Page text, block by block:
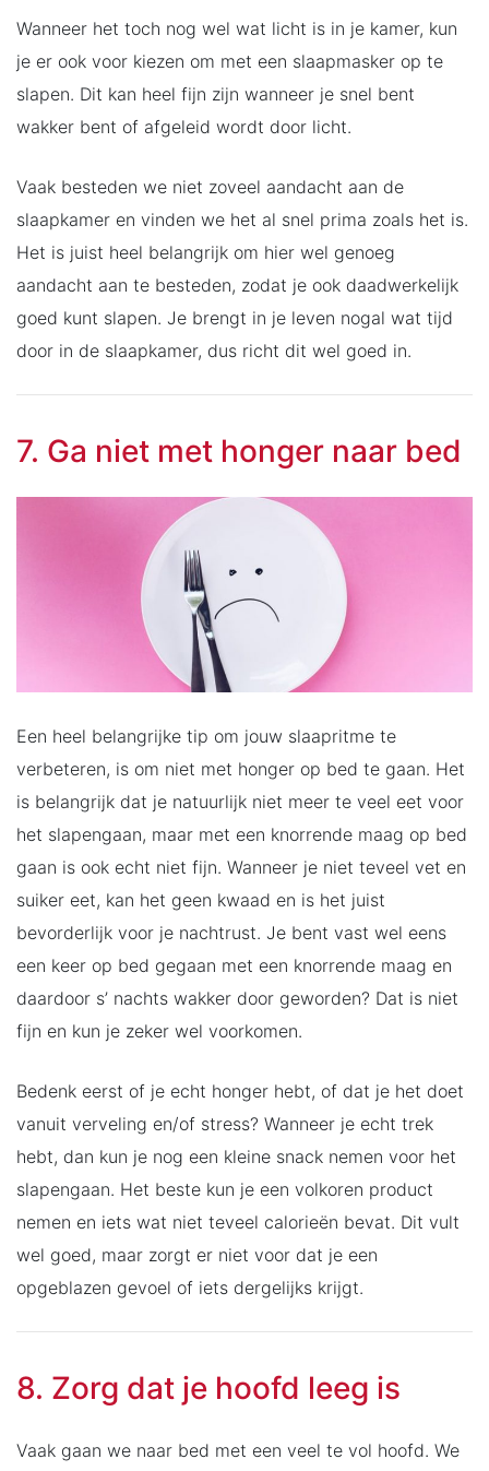
Wanneer het toch nog wel wat licht is in je kamer, kun
je er ook voor kiezen om met een slaapmasker op te
slapen. Dit kan heel fijn zijn wanneer je snel bent
wakker bent of afgeleid wordt door licht.
Vaak besteden we niet zoveel aandacht aan de
slaapkamer en vinden we het al snel prima zoals het is.
Het is juist heel belangrijk om hier wel genoeg
aandacht aan te besteden, zodat je ook daadwerkelijk
goed kunt slapen. Je brengt in je leven nogal wat tijd
door in de slaapkamer, dus richt dit wel goed in.
7. Ga niet met honger naar bed
Een heel belangrijke tip om jouw slaapritme te
verbeteren, is om niet met honger op bed te gaan. Het
is belangrijk dat je natuurlijk niet meer te veel eet voor
het slapengaan, maar met een knorrende maag op bed
gaan is ook echt niet fijn. Wanneer je niet teveel vet en
suiker eet, kan het geen kwaad en is het juist
bevorderlijk voor je nachtrust. Je bent vast wel eens
een keer op bed gegaan met een knorrende maag en
daardoor s’ nachts wakker door geworden? Dat is niet
fijn en kun je zeker wel voorkomen.
Bedenk eerst of je echt honger hebt, of dat je het doet
vanuit verveling en/of stress? Wanneer je echt trek
hebt, dan kun je nog een kleine snack nemen voor het
slapengaan. Het beste kun je een volkoren product
nemen en iets wat niet teveel calorieën bevat. Dit vult
wel goed, maar zorgt er niet voor dat je een
opgeblazen gevoel of iets dergelijks krijgt.
8. Zorg dat je hoofd leeg is
Vaak gaan we naar bed met een veel te vol hoofd. We